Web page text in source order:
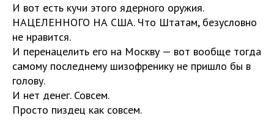
И вот есть кучи этого ядерного оружия.
НАЦЕЛЕННОГО НА США. Что Штатам, безусловно
не нравится.
И перенацелить его на Москву — вот вообще тогда
самому последнему шизофренику не пришло бы в
голову.
И нет денег. Совсем.
Просто пиздец как совсем.